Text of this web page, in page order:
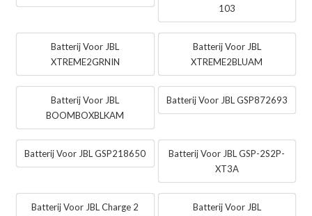
103
Batterij Voor JBL
XTREME2GRNIN
Batterij Voor JBL
XTREME2BLUAM
Batterij Voor JBL
BOOMBOXBLKAM
Batterij Voor JBL GSP872693
Batterij Voor JBL GSP218650
Batterij Voor JBL GSP-2S2P-
XT3A
Batterij Voor JBL Charge 2
Batterij Voor JBL